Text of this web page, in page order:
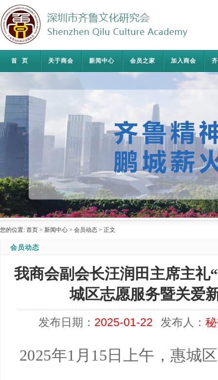
首页 关于商会 新闻中心 会员之家 加入商会
您的位置: 首页 > 新闻中心 > 会员动态 > 正文
会员动态
我商会副会长汪润田主席主礼
城区志愿服务暨关爱
发布日期： 2025-01-22 发布人：
2025年1月15日上午，惠城